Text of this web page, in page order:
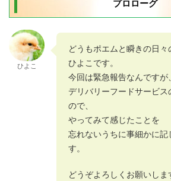
プロローグ
ひよこ
どうもポエムと瞬きの日々
ひよこです。
今回は緊急報告なんですが、
デリバリーフードサービス
ので、
やってみて感じたことを
忘れないうちに事細かに記
す。
どうぞよろしくお願いしま